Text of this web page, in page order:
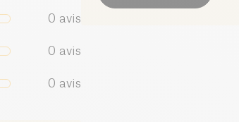
0 avis
0 avis
0 avis